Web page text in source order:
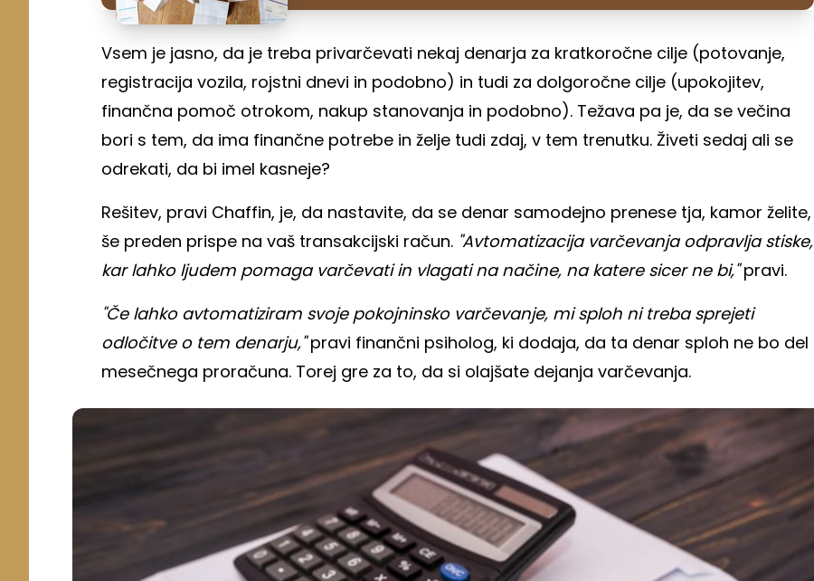
Vsem je jasno, da je treba privarčevati nekaj denarja za kratkoročne cilje (potovanje,
registracija vozila, rojstni dnevi in podobno) in tudi za dolgoročne cilje (upokojitev,
finančna pomoč otrokom, nakup stanovanja in podobno). Težava pa je, da se večina
bori s tem, da ima finančne potrebe in želje tudi zdaj, v tem trenutku. Živeti sedaj ali se
odrekati, da bi imel kasneje?
Rešitev, pravi Chaffin, je, da nastavite, da se denar samodejno prenese tja, kamor želite,
še preden prispe na vaš transakcijski račun. "Avtomatizacija varčevanja odpravlja stiske,
kar lahko ljudem pomaga varčevati in vlagati na načine, na katere sicer ne bi,"pravi.
"Če lahko avtomatiziram svoje pokojninsko varčevanje, mi sploh ni treba sprejeti
odločitve o tem denarju,"pravi finančni psiholog, ki dodaja, da ta denar sploh ne bo del
mesečnega proračuna. Torej gre za to, da si olajšate dejanja varčevanja.